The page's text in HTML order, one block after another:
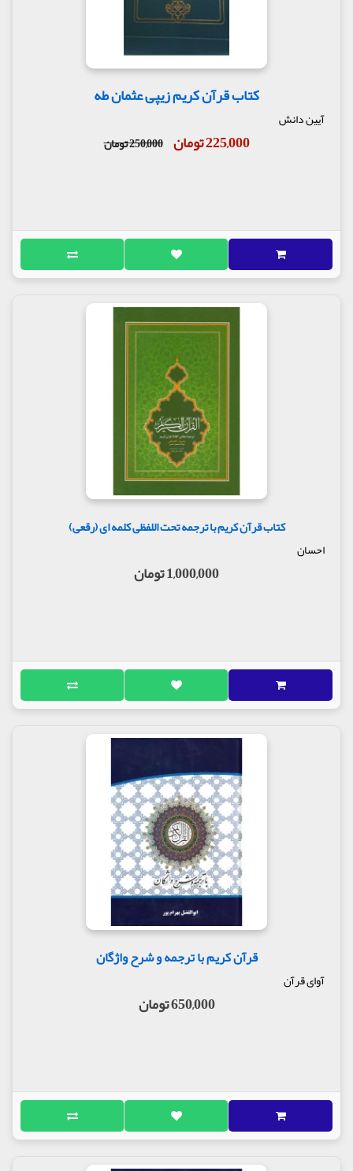
کتاب قرآن کریم زیپی عثمان طه
آیین دانش
225,000 تومان 250,000 تومان
کتاب قرآن کریم با ترجمه تحت اللفظی کلمه ای (رقعی)
احسان
1,000,000 تومان
قرآن کریم با ترجمه و شرح واژگان
آوای قرآن
650,000 تومان